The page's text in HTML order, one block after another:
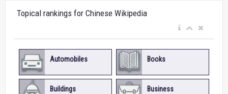
Topical rankings for Chinese Wikipedia
Automobiles Books
Buildings Business